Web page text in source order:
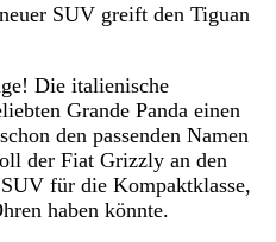
SUV greift den Tiguan
Die italienische
Grande Panda einen
den passenden Namen
der Fiat Grizzly an den
für die Kompaktklasse,
haben könnte.